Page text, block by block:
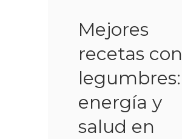
Mejores
recetas con
legumbres:
energía y
salud en